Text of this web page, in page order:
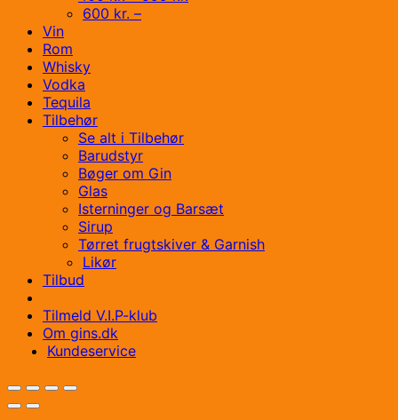
600 kr. –
Vin
Rom
Whisky
Vodka
Tequila
Tilbehør
Se alt i Tilbehør
Barudstyr
Bøger om Gin
Glas
Isterninger og Barsæt
Sirup
Tørret frugtskiver & Garnish
Likør
Tilbud
Tilmeld V.I.P-klub
Om gins.dk
Kundeservice